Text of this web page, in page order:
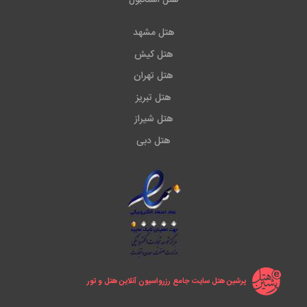
سرویس بهداشتی فرنگی
هتل مشهد
هتل کیش
هتل تهران
هتل تبریز
هتل شیراز
هتل دبی
پرشین هتل سایت جامع رزرواسیون آنلاین هتل و تور